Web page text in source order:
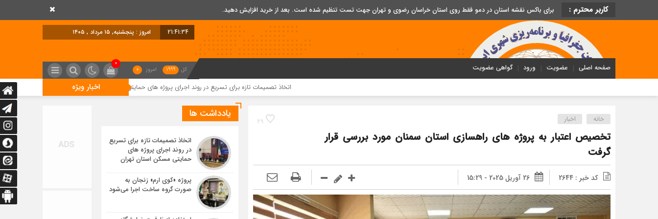
کاربر محترم : برای باکس نقشه استان در دمو فقط روی استان خراسان رضوی و تهران جهت تست تنظیم شده است. بعد از خرید افزایش دهید.
21:41:34 امروز : پنجشنبه, ۱۵ مرداد , ۱۴۰۵
صفحه اصلی عضویت ورود گواهی عضویت کل 1999 امروز 0
0
اخبار ویژه اتخاذ تصمیمات تازه برای تسریع در روند اجرای پروژه های حمایتی مسکن استان تهران پروژه «کوی ارم» زنجان به صورت
29 خانه اخبار
تخصیص اعتبار به پروژه های راهسازی استان سمنان مورد بررسی قرار
گرفت
کد خبر : 2644 26 آوریل 2025 - 15:29
یادداشت ها
اتخاذ تصمیمات تازه برای تسریع
در روند اجرای پروژه های
حمایتی مسکن استان تهران
پروژه «کوی ارم» زنجان به
صورت گروه ساخت اجرا می‌شود